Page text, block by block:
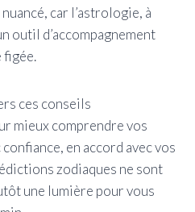
car l’astrologie, à
outil d’accompagnement
figée.
ces conseils
mieux comprendre vos
en accord avec vos
zodiaques ne sont
une lumière pour vous